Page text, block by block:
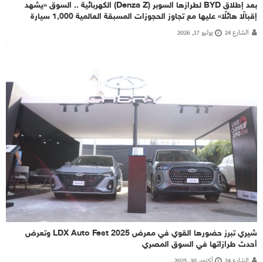
بعد إطلاق BYD لطرازها السوبر (Denza Z) الكهربائية .. السوق «يشهد
إقبالًا هائلًا» عليها مع تجاوز الحجوزات المسبقة العالمية 1,000 سيارة
الشارع 24 يوليو 17, 2026
شيري تبرز حضورها القوي في معرض LDX Auto Fest 2025 وتعرض
أحدث طرازاتها في السوق المصري